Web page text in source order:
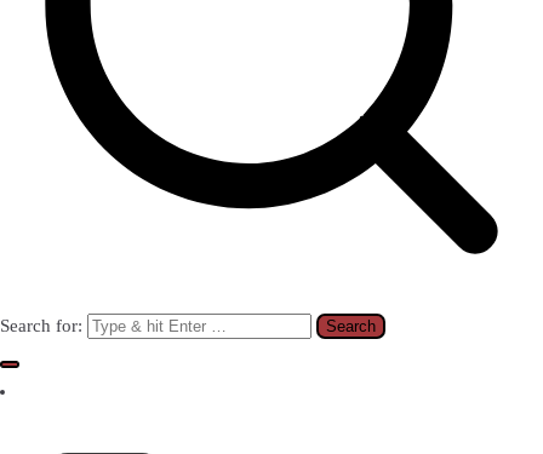
Search for: